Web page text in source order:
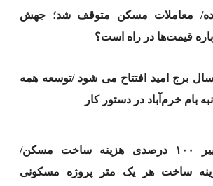
معاملات مسکن متوقف شد؛ جهش
قیمت‌ها در راه است؟
برج امید افتتاح می شود /توسعه همه
بام خرم‌آباد در دستور کار
تغییر ۱۰۰ درصدی هزینه ساخت مسکن/
ساخت هر یک متر پروژه مسکونی